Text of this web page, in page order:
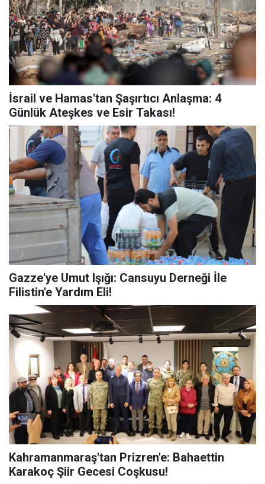
İsrail ve Hamas'tan Şaşırtıcı Anlaşma: 4
Günlük Ateşkes ve Esir Takası!
Gazze'ye Umut Işığı: Cansuyu Derneği İle
Filistin'e Yardım Eli!
Kahramanmaraş'tan Prizren'e: Bahaettin
Karakoç Şiir Gecesi Coşkusu!